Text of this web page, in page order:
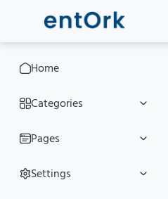
Home
Categories
Pages
Settings